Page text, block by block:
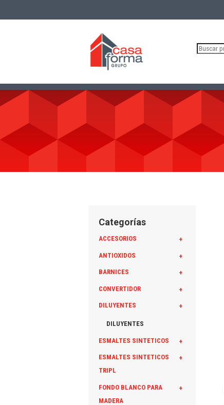
Buscar
Categorías
+
ACCESORIOS
+
ANTIOXIDOS
+
BARNICES
+
CONVERTIDOR
+
DILUYENTES
DILUYENTES
+
ESMALTES SINTETICOS
+
ESMALTES SINTETICOS
TRIPL
+
FONDO BLANCO PARA
MADERA